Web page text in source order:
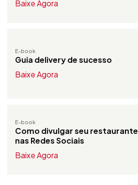
Baixe Agora
E-book
Guia delivery de sucesso
Baixe Agora
E-book
Como divulgar seu restaurante
nas Redes Sociais
Baixe Agora